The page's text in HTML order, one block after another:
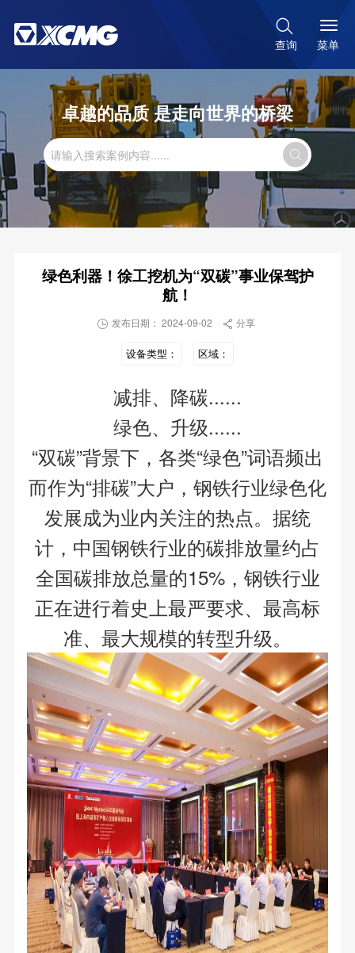

查询 菜单
卓越的品质 是走向世界的桥梁

绿色利器！徐工挖机为“双碳”事业保驾护
航！
 发布日期： 2024-09-02  分享
设备类型： 区域：
减排、降碳......
绿色、升级......
“双碳”背景下，各类“绿色”词语频出
而作为“排碳”大户，钢铁行业绿色化
发展成为业内关注的热点。据统
计，中国钢铁行业的碳排放量约占
全国碳排放总量的15%，钢铁行业
正在进行着史上最严要求、最高标
准、最大规模的转型升级。